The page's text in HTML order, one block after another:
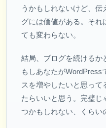
うかもしれないけど、伝
グには価値がある。それ
ても変わらない。
結局、ブログを続けるか
もしあなたがWordPress
スを増やしたいと思っ
たらいいと思う。完璧じ
つかもしれない、くらい